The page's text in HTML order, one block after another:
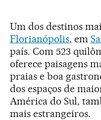
Um dos destinos
Florianópolis, em
país. Com 523
oferece paisagens
praias e boa
dos espaços de
América do Sul,
mais estrangeiros.